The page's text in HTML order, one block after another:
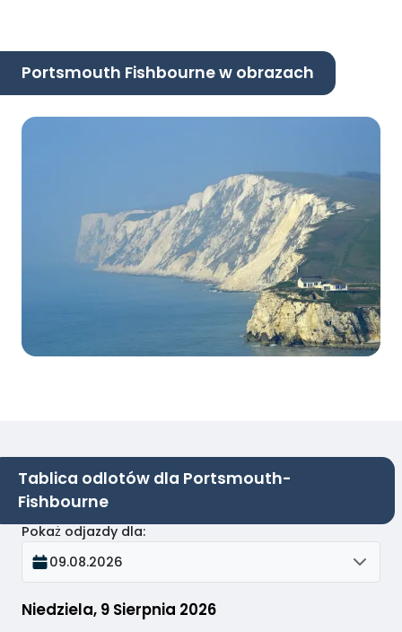
Portsmouth Fishbourne w obrazach
Tablica odlotów dla Portsmouth-
Fishbourne
Niedziela, 9 Sierpnia 2026
Pokaż odjazdy dla:
09.08.2026